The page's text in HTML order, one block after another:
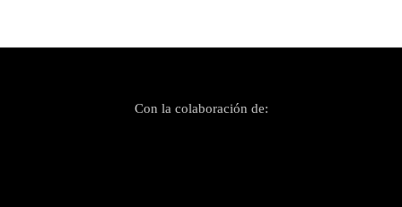
Con la colaboración de: